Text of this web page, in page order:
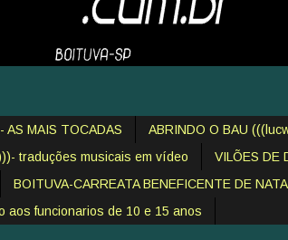
AS MAIS TOCADAS ABRINDO O BAU
traduções musicais em vídeo
VILÕES DE
BOITUVA-CARREATA BENEFICENTE DE
aos funcionarios de 10 e 15 anos